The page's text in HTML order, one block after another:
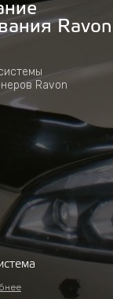
Ravon
Ravon